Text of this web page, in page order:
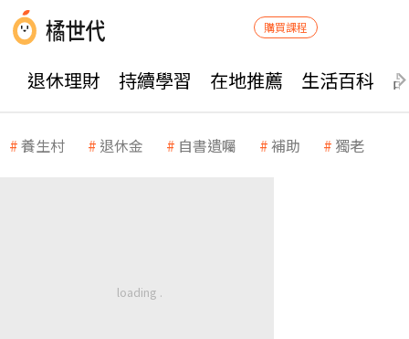
購買課程
退休理財 持續學習 在地推薦 生活百科
養生村 退休金 自書遺囑 補助 獨老